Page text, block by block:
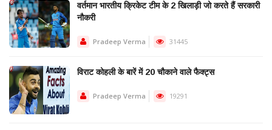
वर्तमान भारतीय क्रिकेट टीम के 2 खिलाड़ी जो करते हैं सरकारी
नौकरी
Pradeep Verma 31445
विराट कोहली के बारें में 20 चौकाने वाले फैक्ट्स
Pradeep Verma 19291